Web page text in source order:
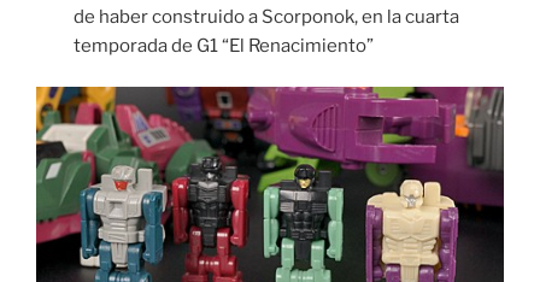
de haber construido a Scorponok, en la cuarta
temporada de G1 “El Renacimiento”